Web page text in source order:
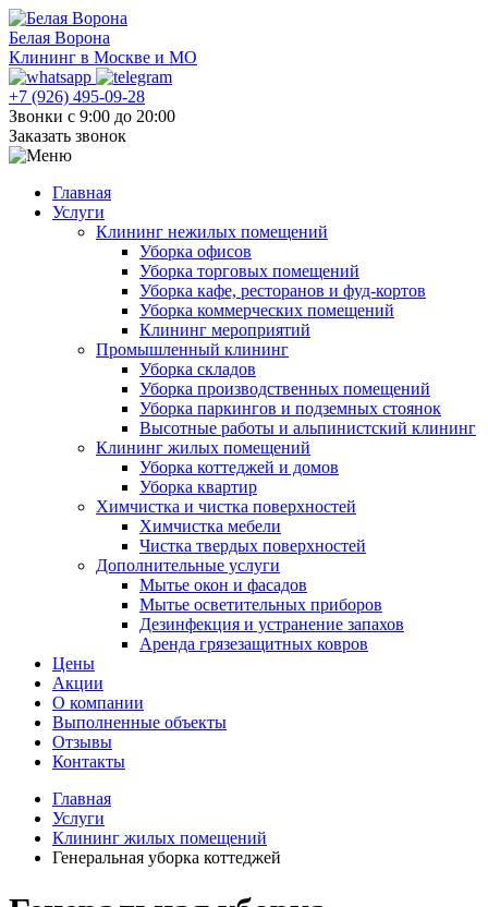
Белая Ворона
Клининг в Москве и МО
+7 (926) 495-09-28
Звонки с 9:00 до 20:00
Заказать звонок
Главная
Услуги
Клининг нежилых помещений
Уборка офисов
Уборка торговых помещений
Уборка кафе, ресторанов и фуд-кортов
Уборка коммерческих помещений
Клининг мероприятий
Промышленный клининг
Уборка складов
Уборка производственных помещений
Уборка паркингов и подземных стоянок
Высотные работы и альпинистский клининг
Клининг жилых помещений
Уборка коттеджей и домов
Уборка квартир
Химчистка и чистка поверхностей
Химчистка мебели
Чистка твердых поверхностей
Дополнительные услуги
Мытье окон и фасадов
Мытье осветительных приборов
Дезинфекция и устранение запахов
Аренда грязезащитных ковров
Цены
Акции
О компании
Выполненные объекты
Отзывы
Контакты
Главная
Услуги
Клининг жилых помещений
Генеральная уборка коттеджей